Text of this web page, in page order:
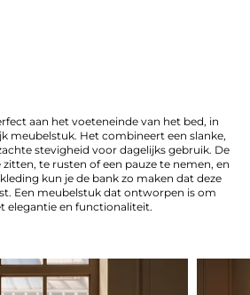
aan het voeteneinde van het bed, in
meubelstuk. Het combineert een slanke,
stevigheid voor dagelijks gebruik. De
te rusten of een pauze te nemen, en
kun je de bank zo maken dat deze
Een meubelstuk dat ontworpen is om
elegantie en functionaliteit.